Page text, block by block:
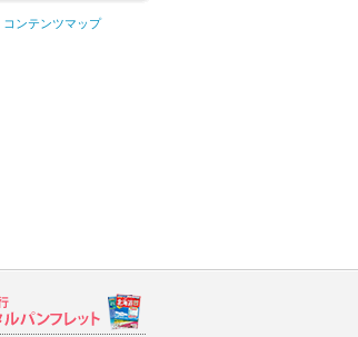
コンテンツマップ